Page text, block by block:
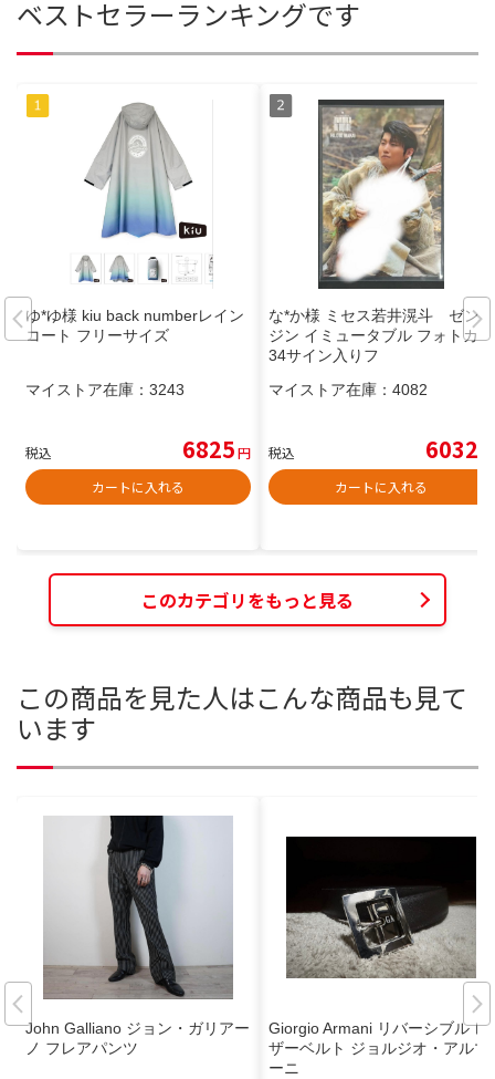
ベストセラーランキングです
ゆ*ゆ様 kiu back numberレイン
コート フリーサイズ
マイストア在庫： 3243
税込 6825円
カートに入れる
な*か様 ミセス若井滉斗 ゼン
ジン イミュータブル フォトカ 0
34サイン入りフ
マイストア在庫： 4082
税込 6032
カートに入れる
このカテゴリをもっと見る
この商品を見た人はこんな商品も見て
います
John Galliano ジョン・ガリアー
ノ フレアパンツ
Giorgio Armani リバーシブル レ
ザーベルト ジョルジオ・アルマ
ーニ